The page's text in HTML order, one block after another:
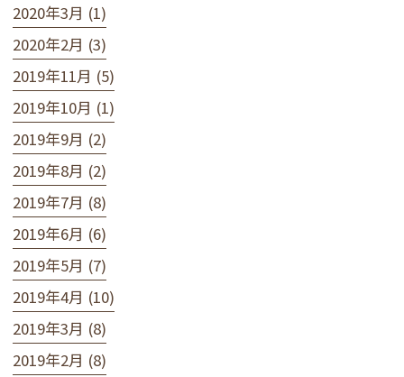
2020年3月 (1)
2020年2月 (3)
2019年11月 (5)
2019年10月 (1)
2019年9月 (2)
2019年8月 (2)
2019年7月 (8)
2019年6月 (6)
2019年5月 (7)
2019年4月 (10)
2019年3月 (8)
2019年2月 (8)